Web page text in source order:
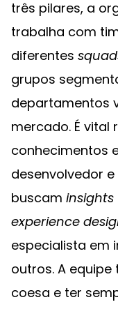
três pilares, a
trabalha com
diferentes
grupos
departamentos
mercado. É vital
conhecimentos
desenvolvedor
buscam insights
experience
especialista em
outros. A
coesa e ter